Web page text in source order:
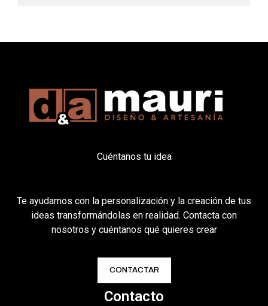
Cuéntanos tu idea
Te ayudamos con la personalización y la creación de tus
ideas transformándolas en realidad. Contacta con
nosotros y cuéntanos qué quieres crear
CONTACTAR
Contacto